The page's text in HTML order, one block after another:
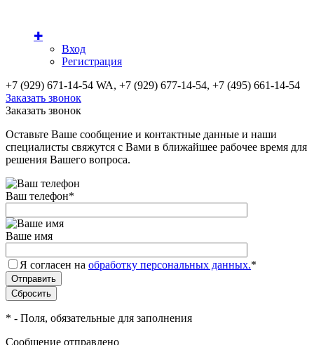
✚
Вход
Регистрация
+7 (929) 671-14-54 WA, +7 (929) 677-14-54, +7 (495) 661-14-54
Заказать звонок
Заказать звонок
Оставьте Ваше сообщение и контактные данные и наши
специалисты свяжутся с Вами в ближайшее рабочее время для
решения Вашего вопроса.
Ваш телефон*
Ваше имя
Я согласен на обработку персональных данных.*
* - Поля, обязательные для заполнения
Сообщение отправлено